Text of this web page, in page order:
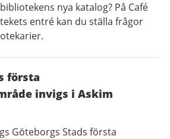
nya katalog? På Café
entré kan du ställa frågor
första
invigs i Askim
Göteborgs Stads första